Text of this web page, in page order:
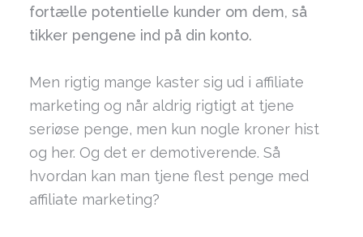
fortælle potentielle kunder om dem, så
tikker pengene ind på din konto.
Men rigtig mange kaster sig ud i affiliate
marketing og når aldrig rigtigt at tjene
seriøse penge, men kun nogle kroner hist
og her. Og det er demotiverende. Så
hvordan kan man tjene flest penge med
affiliate marketing?